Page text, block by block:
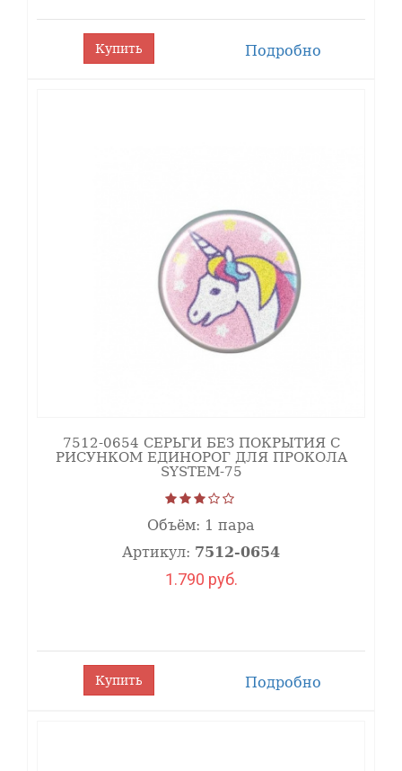
Купить Подробно
7512-0654 СЕРЬГИ БЕЗ ПОКРЫТИЯ С
РИСУНКОМ ЕДИНОРОГ ДЛЯ ПРОКОЛА
SYSTEM-75
Объём: 1 пара
Артикул: 7512-0654
1.790 руб.
Купить Подробно